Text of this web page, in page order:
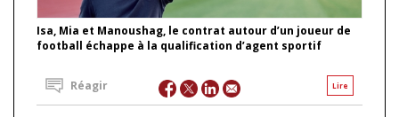
Isa, Mia et Manoushag, le contrat autour d’un joueur de
football échappe à la qualification d’agent sportif
Lire
Réagir